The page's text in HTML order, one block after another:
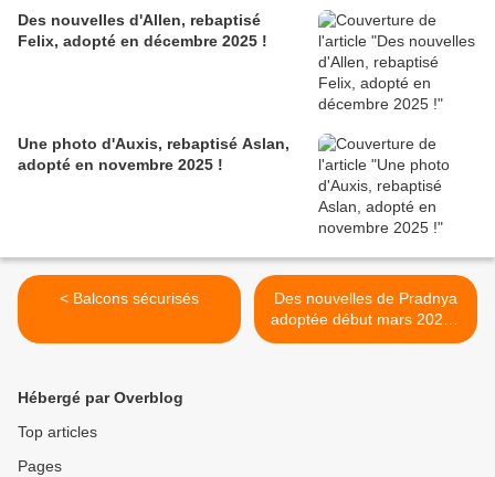
Des nouvelles d'Allen, rebaptisé
Felix, adopté en décembre 2025 !
Une photo d'Auxis, rebaptisé Aslan,
adopté en novembre 2025 !
< Balcons sécurisés
Des nouvelles de Pradnya
adoptée début mars 2020 !
>
Hébergé par Overblog
Top articles
Pages